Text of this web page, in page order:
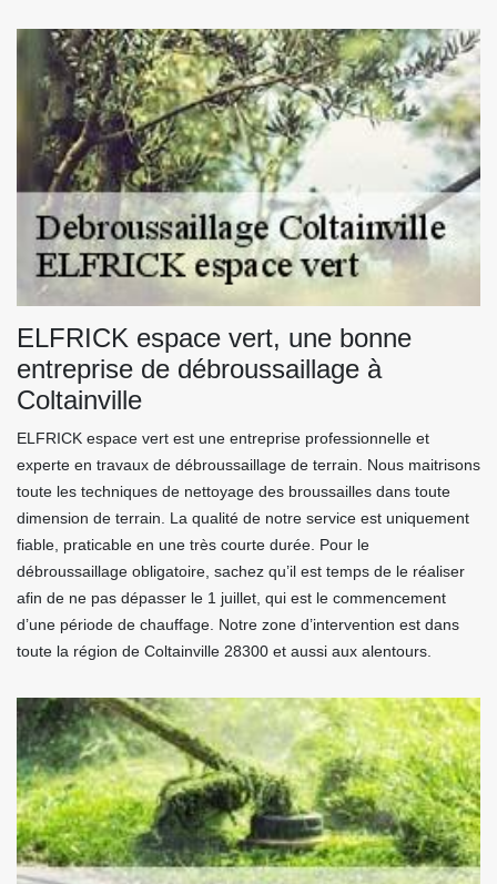
ELFRICK espace vert, une bonne
entreprise de débroussaillage à
Coltainville
ELFRICK espace vert est une entreprise professionnelle et
experte en travaux de débroussaillage de terrain. Nous maitrisons
toute les techniques de nettoyage des broussailles dans toute
dimension de terrain. La qualité de notre service est uniquement
fiable, praticable en une très courte durée. Pour le
débroussaillage obligatoire, sachez qu’il est temps de le réaliser
afin de ne pas dépasser le 1 juillet, qui est le commencement
d’une période de chauffage. Notre zone d’intervention est dans
toute la région de Coltainville 28300 et aussi aux alentours.